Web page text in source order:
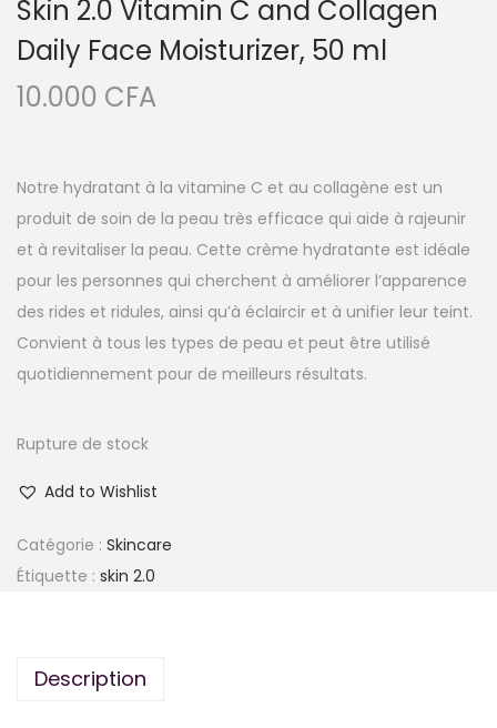
Skin 2.0 Vitamin C and Collagen
Daily Face Moisturizer, 50 ml
10.000 CFA
Notre hydratant à la vitamine C et au collagène est un
produit de soin de la peau très efficace qui aide à rajeunir
et à revitaliser la peau. Cette crème hydratante est idéale
pour les personnes qui cherchent à améliorer l’apparence
des rides et ridules, ainsi qu’à éclaircir et à unifier leur teint.
Convient à tous les types de peau et peut être utilisé
quotidiennement pour de meilleurs résultats.
Rupture de stock
Add to Wishlist
Catégorie : Skincare
Étiquette : skin 2.0
Description